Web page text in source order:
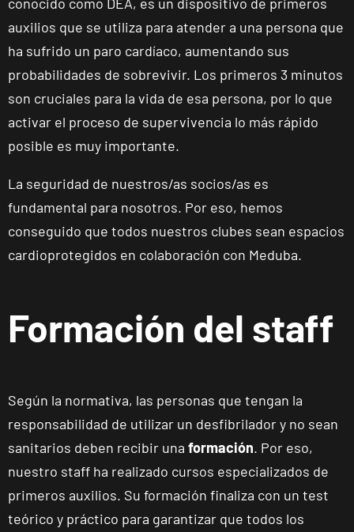
auxilios que se utiliza para atender a una persona que
ha sufrido un paro cardíaco, aumentando sus
probabilidades de sobrevivir. Los primeros 3 minutos
son cruciales para la vida de esa persona, por lo que
activar el proceso de supervivencia lo más rápido
posible es muy importante.
La seguridad de nuestros/as socios/as es
fundamental para nosotros. Por eso, hemos
conseguido que todos nuestros clubes sean espacios
cardioprotegidos en colaboración con Meduba.
Formación del staff
Según la normativa, las personas que tengan la
responsabilidad de utilizar un desfibrilador y no sean
sanitarios deben recibir una formación. Por eso,
nuestro staff ha realizado cursos especializados de
primeros auxilios. Su formación finaliza con un test
teórico y práctico para garantizar que todos los